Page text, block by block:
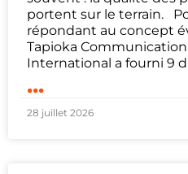
portent sur le terrain.
répondant au concept
Tapioka
International a fourni 9
...
28 juillet 2026